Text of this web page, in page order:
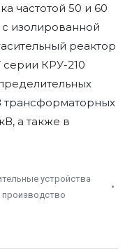
частотой 50 и 60
изолированной
реактор
КРУ-210
трансформаторных
а также в
устройства
производство